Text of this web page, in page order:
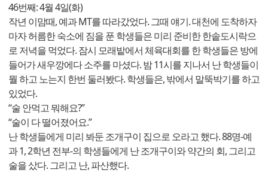
46번째: 4월 4일(화)
작년 이맘때, 예과 MT를 따라갔었다. 그때 얘기. 대천에 도착하자
마자 허름한 숙소에 짐을 푼 학생들은 미리 준비한 한솥도시락으
로 저녁을 먹었다. 잠시 모래밭에서 체육대회를 한 학생들은 방에
들어가 새우깡에다 소주를 마셨다. 밤 11시를 지나서 난 학생들이
뭘 하고 노는지 한번 둘러봤다. 학생들은, 밖에서 말뚝박기를 하고
있었다.
“술 안먹고 뭐해요?”
“술이 다 떨어졌어요.”
난 학생들에게 미리 봐둔 조개구이 집으로 오라고 했다. 88명-예
과 1, 2학년 전부-의 학생들에게 난 조개구이와 약간의 회, 그리고
술을 샀다. 그리고 난, 파산했다.